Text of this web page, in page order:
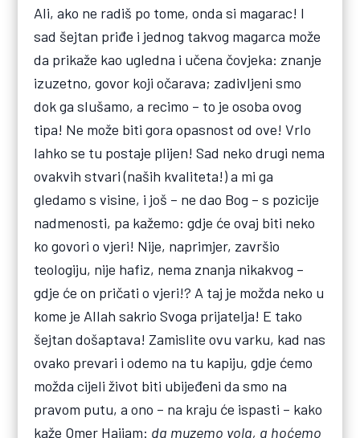
Ali, ako ne radiš po tome, onda si magarac! I
sad šejtan priđe i jednog takvog magarca može
da prikaže kao ugledna i učena čovjeka: znanje
izuzetno, govor koji očarava; zadivljeni smo
dok ga slušamo, a recimo – to je osoba ovog
tipa! Ne može biti gora opasnost od ove! Vrlo
lahko se tu postaje plijen! Sad neko drugi nema
ovakvih stvari (naših kvaliteta!) a mi ga
gledamo s visine, i još – ne dao Bog – s pozicije
nadmenosti, pa kažemo: gdje će ovaj biti neko
ko govori o vjeri! Nije, naprimjer, završio
teologiju, nije hafiz, nema znanja nikakvog –
gdje će on pričati o vjeri!? A taj je možda neko u
kome je Allah sakrio Svoga prijatelja! E tako
šejtan došaptava! Zamislite ovu varku, kad nas
ovako prevari i odemo na tu kapiju, gdje ćemo
možda cijeli život biti ubijeđeni da smo na
pravom putu, a ono – na kraju će ispasti – kako
kaže Omer Hajjam: da muzemo vola, a hoćemo